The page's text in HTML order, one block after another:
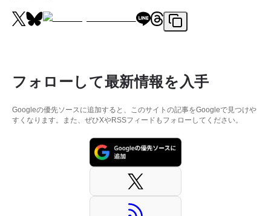
フォローして最新情報を入手
Googleの優先ソースに追加すると、このサイトの記事をGoogleで見つけや
すくなります。また、ぜひXやRSSフィードもフォローしてください。